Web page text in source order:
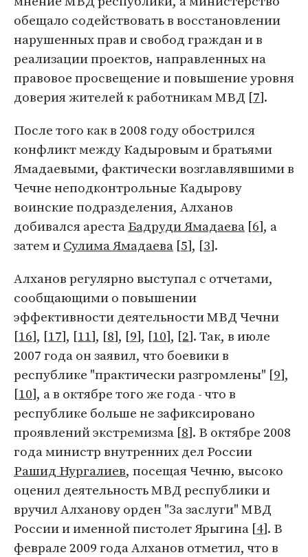
обещало содействовать в восстановлении
нарушенных прав и свобод граждан и в
реализации проектов, направленных на
правовое просвещение и повышение уровня
доверия жителей к работникам МВД [7].
После того как в 2008 году обострился
конфликт между Кадыровым и братьями
Ямадаевыми, фактически возглавлявшими в
Чечне неподконтрольные Кадырову
воинские подразделения, Алханов
добивался арестаБадруди Ямадаева [6], а
затем иСулима Ямадаева [5], [3].
Алханов регулярно выступал с отчетами,
сообщающими о повышении
эффективности деятельности МВД Чечни
[16], [17], [11], [8], [9], [10], [2]. Так, в июле
2007 года он заявил, что боевики в
республике "практически разгромлены" [9],
[10], а в октябре того же года - что в
республике больше не зафиксировано
проявлений экстремизма [8]. В октябре 2008
года министр внутренних дел России
Рашид Нургалиев, посещая Чечню, высоко
оценил деятельность МВД республики и
вручил Алханову орден "За заслуги" МВД
России и именной пистолет Ярыгина [4]. В
феврале 2009 года Алханов отметил, что в